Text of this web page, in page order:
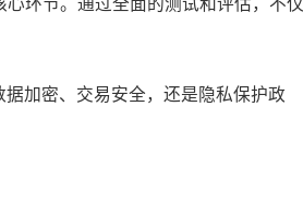
环节。通过全面的测试和评估，不仅
加密、交易安全，还是隐私保护政